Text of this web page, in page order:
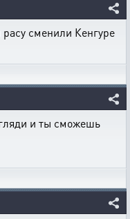
сменили Кенгуре
и ты сможешь